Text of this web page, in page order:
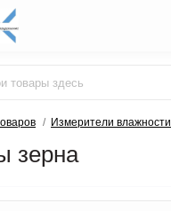
Измерители влажности
зерна